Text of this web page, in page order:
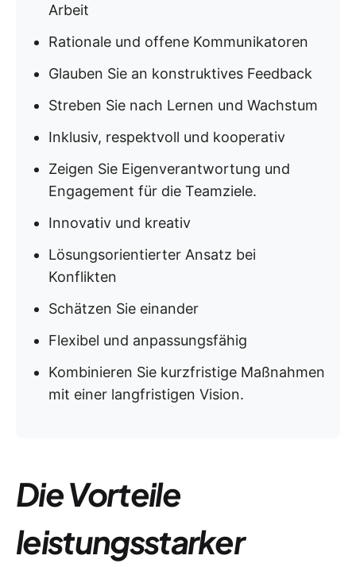
Arbeit
Rationale und offene Kommunikatoren
Glauben Sie an konstruktives Feedback
Streben Sie nach Lernen und Wachstum
Inklusiv, respektvoll und kooperativ
Zeigen Sie Eigenverantwortung und
Engagement für die Teamziele.
Innovativ und kreativ
Lösungsorientierter Ansatz bei
Konflikten
Schätzen Sie einander
Flexibel und anpassungsfähig
Kombinieren Sie kurzfristige Maßnahmen
mit einer langfristigen Vision.
Die Vorteile
leistungsstarker